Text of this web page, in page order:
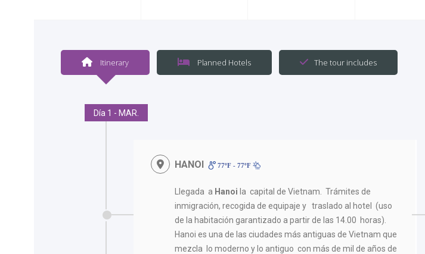
Itinerary Planned Hotels The tour includes
Día 1 - MAR.
HANOI 77ºF - 77ºF
Llegada a Hanoi la capital de Vietnam. Trámites de
inmigración, recogida de equipaje y traslado al hotel (uso
de la habitación garantizado a partir de las 14.00 horas).
Hanoi es una de las ciudades más antiguas de Vietnam que
mezcla lo moderno y lo antiguo con más de mil de años de